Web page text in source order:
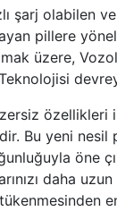
şarj olabilen
pillere
üzere,
özellikleri
Bu yeni nesil
öne
daha